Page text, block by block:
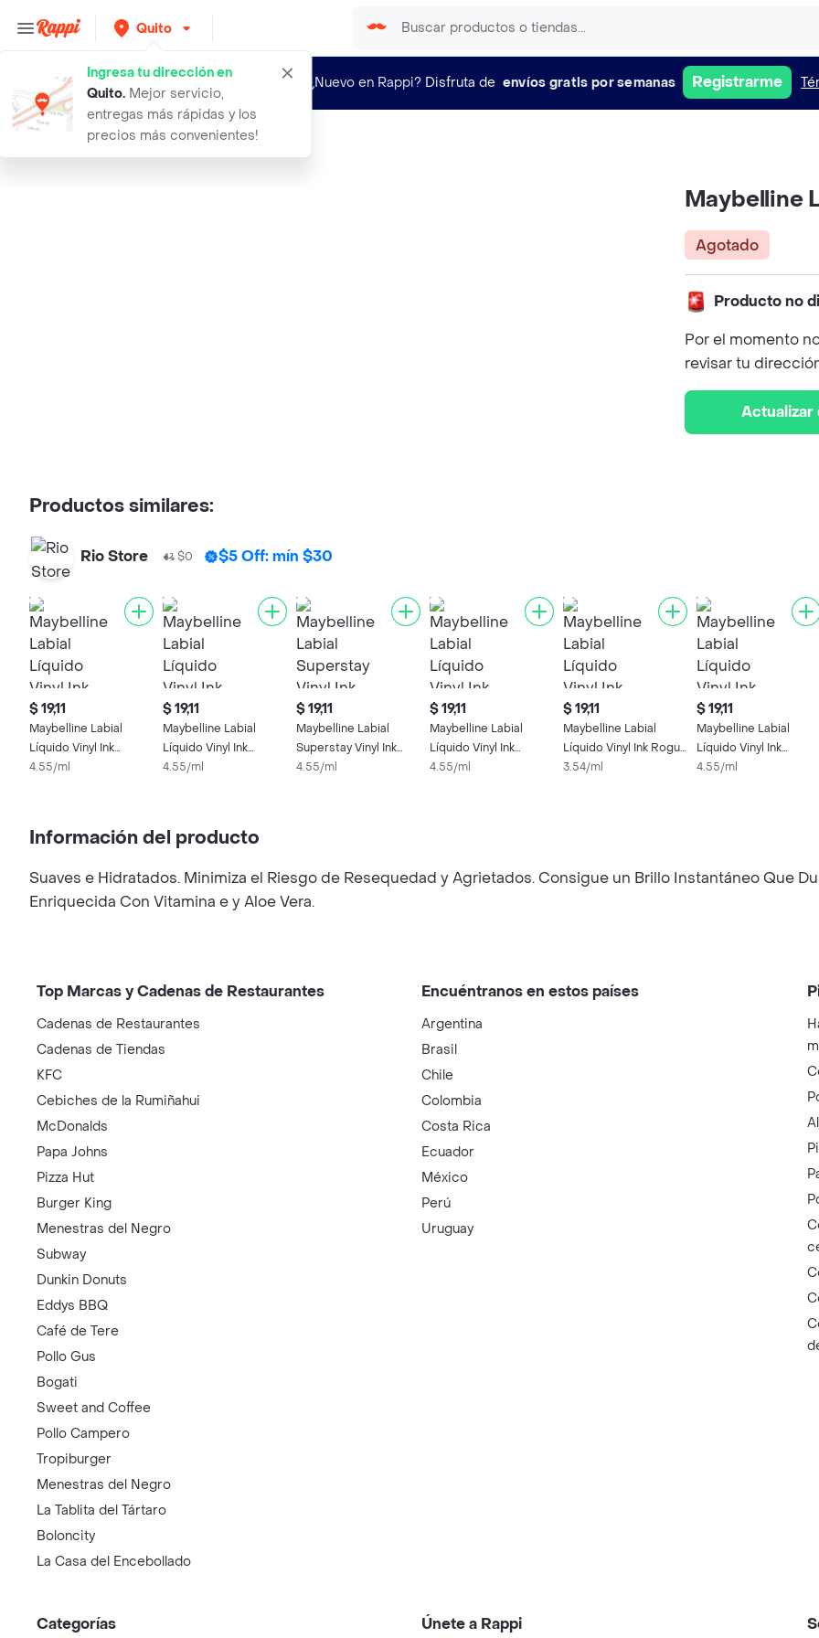
Quito
Ingresa tu dirección en
Quito. Mejor servicio,
entregas más rápidas y los
precios más convenientes!
¿Nuevo en Rappi? Disfruta de envíos gratis por semanas Registrarme
maybelline labial liquido vinyl ink
Maybelline
Agotado
Producto no
Por el momento
revisar tu
Actualizar
Productos similares:
Rio Store $0 $5 Off: mín $30
$ 19,11
Maybelline Labial
Líquido Vinyl Ink
Captivated 95
4.55/ml
$ 19,11
Maybelline Labial
Líquido Vinyl Ink
Fearless 135
4.55/ml
$ 19,11
Maybelline Labial
Superstay Vinyl Ink
Lippy 10
4.55/ml
$ 19,11
Maybelline Labial
Líquido Vinyl Ink
Unrivaled 30
4.55/ml
$ 19,11
Maybelline Labial
Líquido Vinyl Ink Rogue
145
3.54/ml
$ 19,11
Maybelline Labial
Líquido Vinyl Ink
Cheeky 34
4.55/ml
Información del producto
Suaves e Hidratados. Minimiza el Riesgo de Resequedad y Agrietados. Consigue un Brillo Instantáneo Que
Enriquecida Con Vitamina e y Aloe Vera.
Top Marcas y Cadenas de Restaurantes
Cadenas de Restaurantes
Cadenas de Tiendas
KFC
Cebiches de la Rumiñahui
McDonalds
Papa Johns
Pizza Hut
Burger King
Menestras del Negro
Subway
Dunkin Donuts
Eddys BBQ
Café de Tere
Pollo Gus
Bogati
Sweet and Coffee
Pollo Campero
Tropiburger
Menestras del Negro
La Tablita del Tártaro
Boloncity
La Casa del Encebollado
Encuéntranos en estos países
Argentina
Brasil
Chile
Colombia
Costa Rica
Ecuador
México
Perú
Uruguay
Categorías Únete a Rappi